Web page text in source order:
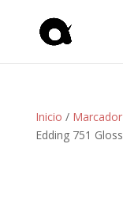
Inicio / Marcador
Edding 751